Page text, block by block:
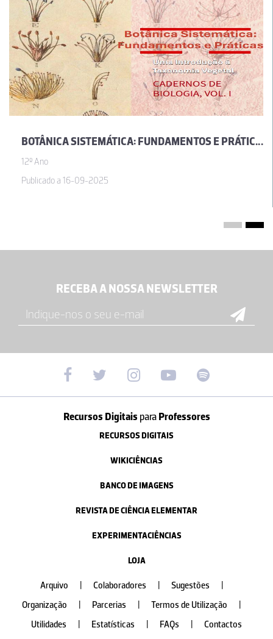
BOTÂNICA SISTEMÁTICA: FUNDAMENTOS E PRÁTICAS | UMA INTRODUÇÃO À TAXONOMIA VEGETAL (VOL. I)
12º Ano
Publicado a 16-09-2025
RECEBA A NOSSA NEWSLETTER
Recursos Digitais paraProfessores
RECURSOS DIGITAIS
WIKICIÊNCIAS
BANCO DE IMAGENS
REVISTA DE CIÊNCIA ELEMENTAR
EXPERIMENTACIÊNCIAS
LOJA
Arquivo Colaboradores Sugestões
Organização
Parcerias Termos de Utilização
Utilidades
Estatísticas FAQs Contactos